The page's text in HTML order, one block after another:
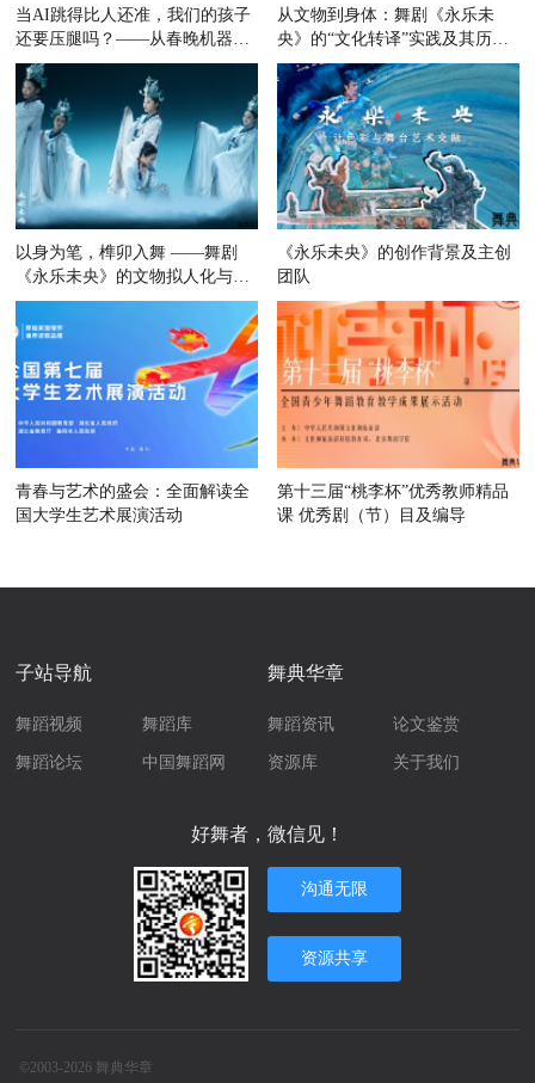
当AI跳得比人还准，我们的孩子
还要压腿吗？——从春晚机器人
舞蹈
从文物到身体：舞剧《永乐未
央》的“文化转译”实践及其历史
原型
以身为笔，榫卯入舞 ——舞剧
《永乐未央》的文物拟人化与东
方美
《永乐未央》的创作背景及主创
团队
青春与艺术的盛会：全面解读全
国大学生艺术展演活动
第十三届“桃李杯”优秀教师精品
课 优秀剧（节）目及编导
子站导航
舞蹈视频 舞蹈库
舞蹈论坛 中国舞蹈网
舞典华章
舞蹈资讯 论文鉴赏
资源库 关于我们
好舞者，微信见！
沟通无限
资源共享
©2003-2026 舞典华章